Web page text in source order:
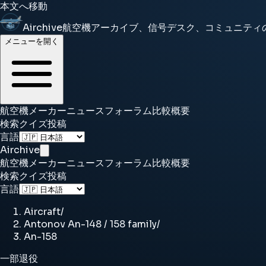
本文へ移動
Airchive航空機アーカイブ、信号デスク、コミュニティ
メニューを開く
航空機メーカーニュースフォーラム比較概要
検索クイズ投稿
言語
Airchive
航空機メーカーニュースフォーラム比較概要
検索クイズ投稿
言語
Aircraft/
Antonov An-148 / 158 family/
An-158
一部退役